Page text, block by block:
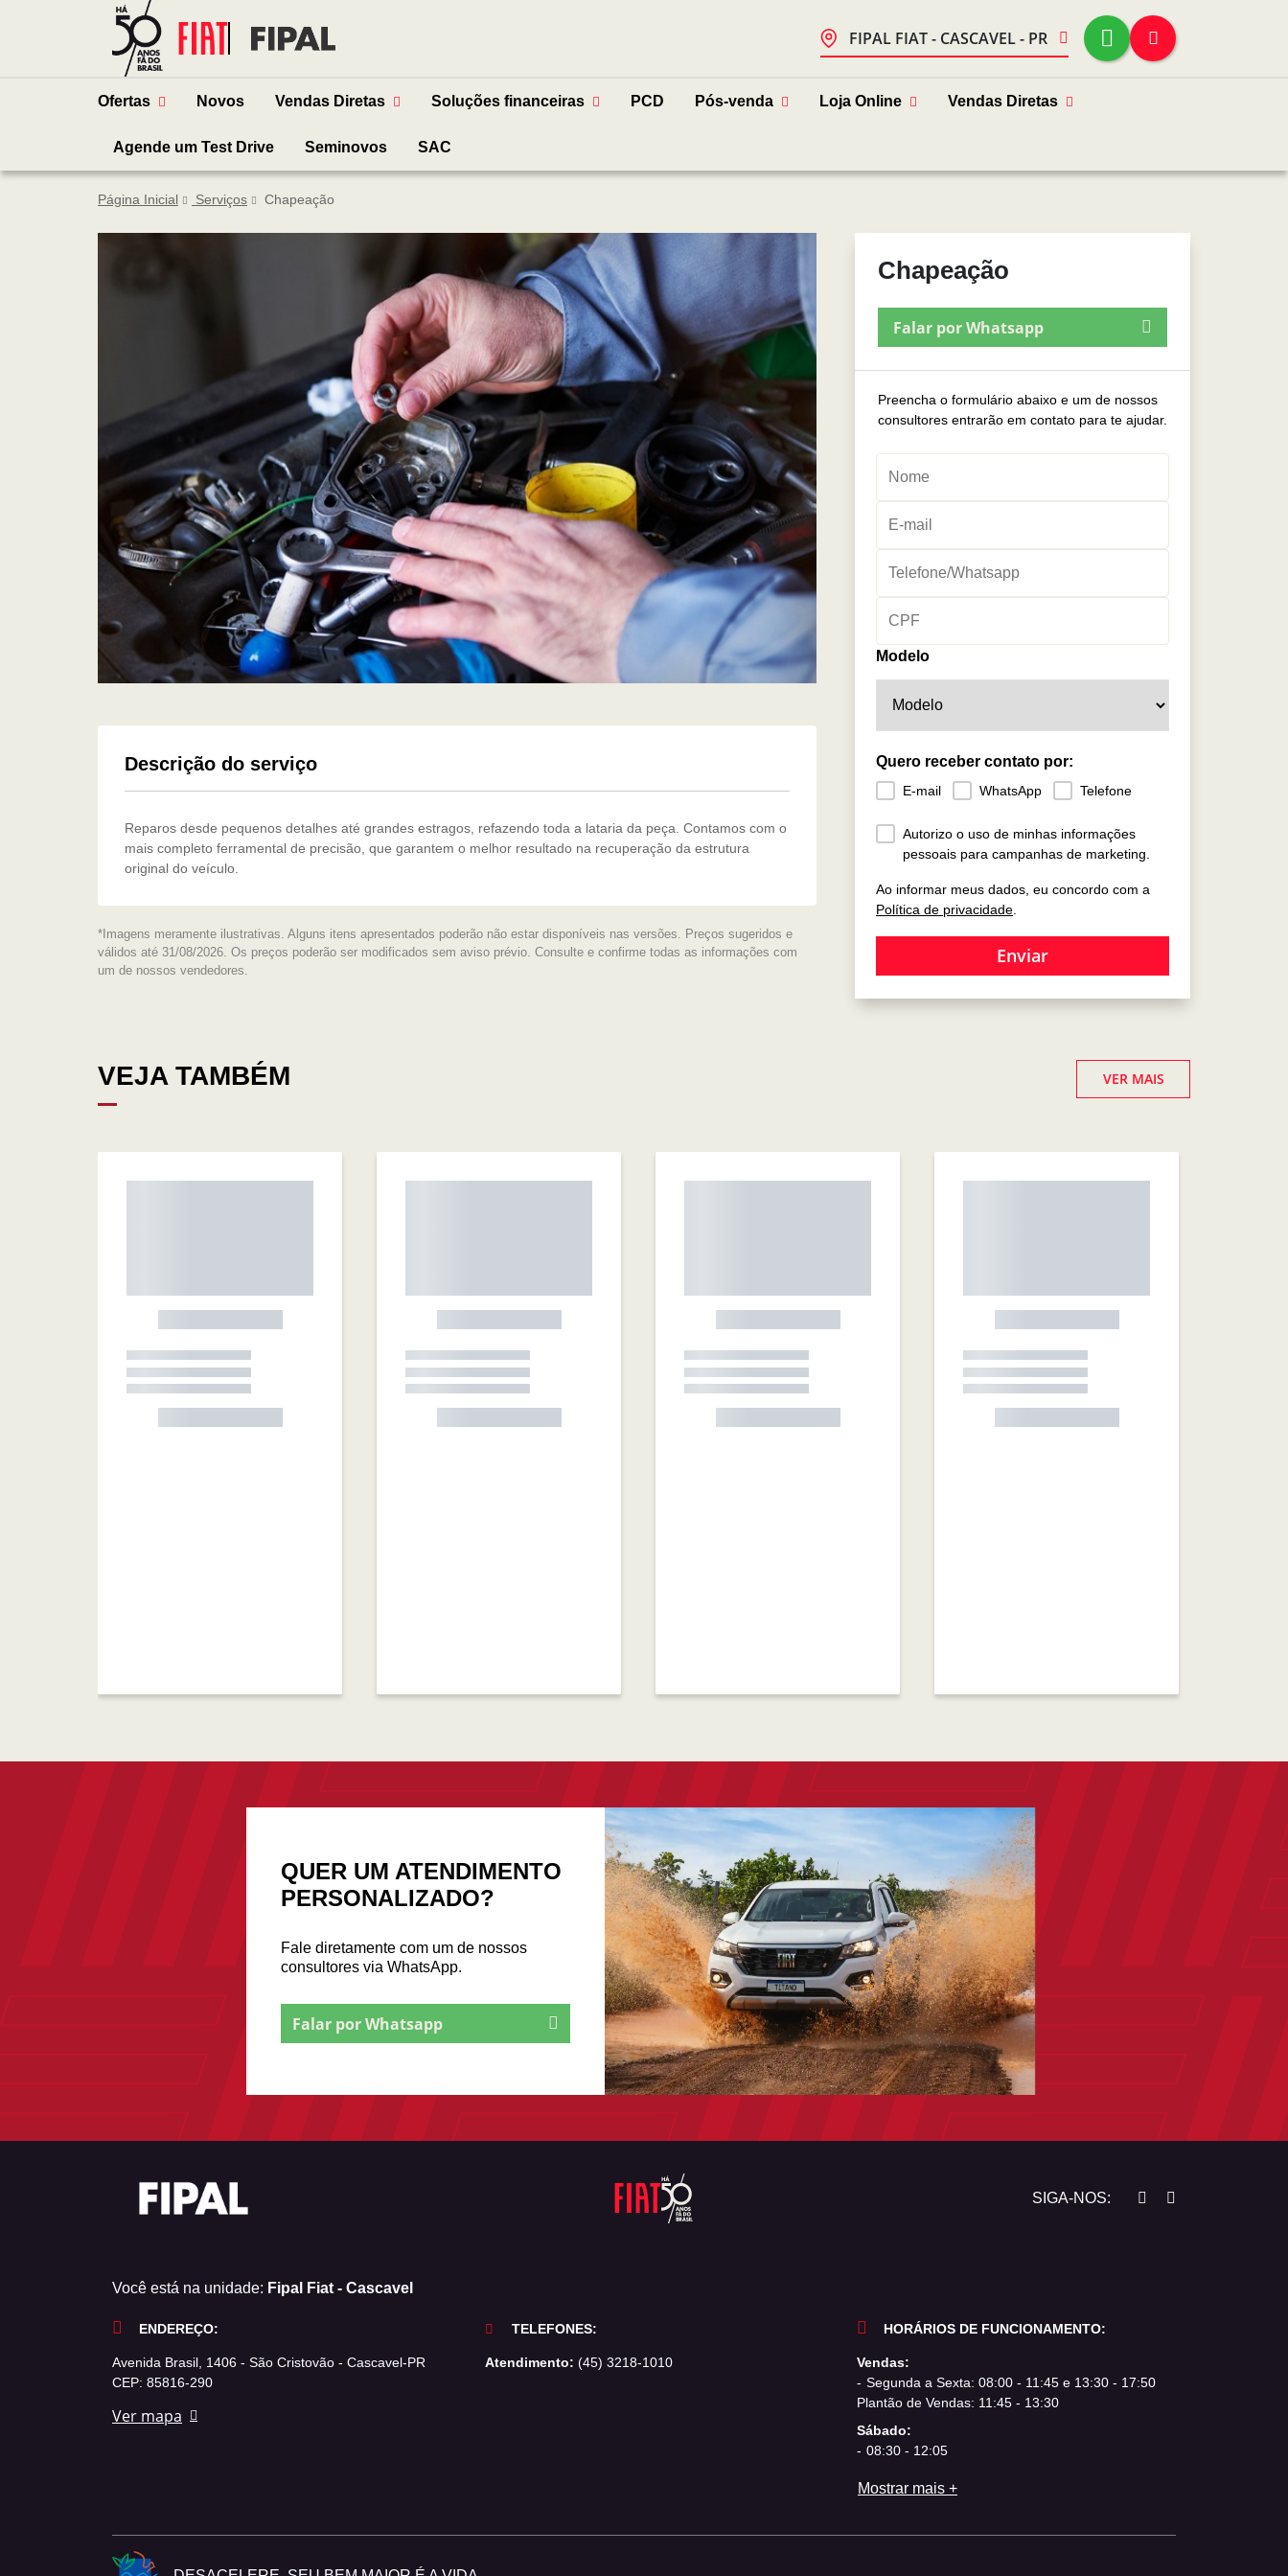
FIPAL FIAT - CASCAVEL - PR
Ofertas Novos Vendas Diretas Soluções financeiras PCD Pós-venda Loja Online Vendas Diretas
Agende um Test Drive Seminovos SAC
Página Inicial Serviços Chapeação
Chapeação
Falar por Whatsapp
Preencha o formulário abaixo e um de nossos
consultores entrarão em contato para te ajudar.
Modelo
Quero receber contato por:
E-mail WhatsApp Telefone
Autorizo o uso de minhas informações
pessoais para campanhas de marketing.
Ao informar meus dados, eu concordo com a
Política de privacidade.
Enviar
Descrição do serviço
Reparos desde pequenos detalhes até grandes estragos, refazendo toda a lataria da peça. Contamos com o
mais completo ferramental de precisão, que garantem o melhor resultado na recuperação da estrutura
original do veículo.
*Imagens meramente ilustrativas. Alguns itens apresentados poderão não estar disponíveis nas versões. Preços sugeridos e
válidos até 31/08/2026. Os preços poderão ser modificados sem aviso prévio. Consulte e confirme todas as informações com
um de nossos vendedores.
VEJA TAMBÉM VER MAIS
QUER UM ATENDIMENTO
PERSONALIZADO?
Fale diretamente com um de nossos
consultores via WhatsApp.
Falar por Whatsapp
SIGA-NOS:
Você está na unidade: Fipal Fiat - Cascavel
ENDEREÇO:
Avenida Brasil, 1406 - São Cristovão - Cascavel-PR
CEP: 85816-290
Ver mapa
TELEFONES:
Atendimento: (45) 3218-1010
HORÁRIOS DE FUNCIONAMENTO:
Vendas:
Segunda a Sexta: 08:00 - 11:45 e 13:30 - 17:50
Plantão de Vendas: 11:45 - 13:30
Sábado:
08:30 - 12:05
Mostrar mais +